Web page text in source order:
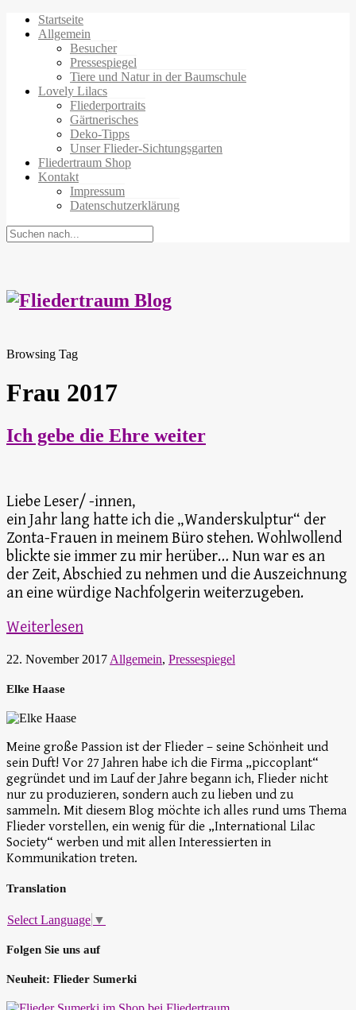
Startseite
Allgemein
Besucher
Pressespiegel
Tiere und Natur in der Baumschule
Lovely Lilacs
Fliederportraits
Gärtnerisches
Deko-Tipps
Unser Flieder-Sichtungsgarten
Fliedertraum Shop
Kontakt
Impressum
Datenschutzerklärung
Browsing Tag
Frau 2017
Ich gebe die Ehre weiter
Liebe Leser/ -innen,
ein Jahr lang hatte ich die „Wanderskulptur“ der
Zonta-Frauen in meinem Büro stehen. Wohlwollend
blickte sie immer zu mir herüber… Nun war es an
der Zeit, Abschied zu nehmen und die Auszeichnung
an eine würdige Nachfolgerin weiterzugeben.
Weiterlesen
22. November 2017 Allgemein, Pressespiegel
Elke Haase
Meine große Passion ist der Flieder – seine Schönheit und
sein Duft! Vor 27 Jahren habe ich die Firma „piccoplant“
gegründet und im Lauf der Jahre begann ich, Flieder nicht
nur zu produzieren, sondern auch zu lieben und zu
sammeln. Mit diesem Blog möchte ich alles rund ums Thema
Flieder vorstellen, ein wenig für die „International Lilac
Society“ werben und mit allen Interessierten in
Kommunikation treten.
Translation
Select Language ▼
Folgen Sie uns auf
Neuheit: Flieder Sumerki